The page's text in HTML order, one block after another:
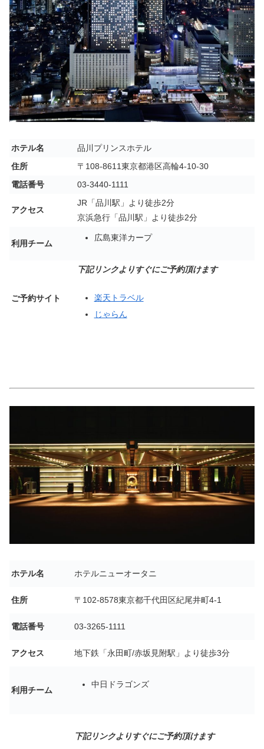
ホテル名
品川プリンスホテル
住所
〒108-8611東京都港区高輪4-10-30
電話番号
03-3440-1111
アクセス
JR「品川駅」より徒歩2分
京浜急行「品川駅」より徒歩2分
利用チーム
広島東洋カープ
ご予約サイト
下記リンクよりすぐにご予約頂けます
楽天トラベル
じゃらん
ホテル名 ホテルニューオータニ
住所 〒102-8578東京都千代田区紀尾井町4-1
電話番号 03-3265-1111
アクセス 地下鉄「永田町/赤坂見附駅」より徒歩3分
利用チーム
中日ドラゴンズ
下記リンクよりすぐにご予約頂けます